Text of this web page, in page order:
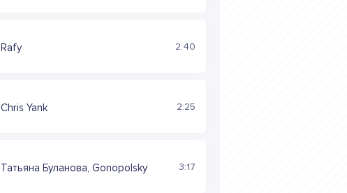
Rafy 2:40
Chris Yank 2:25
Татьяна Буланова, Gonopolsky 3:17